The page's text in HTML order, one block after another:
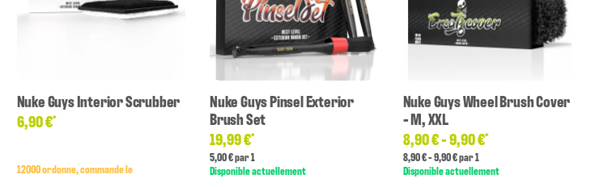
Nuke Guys Interior Scrubber
6,90 €*
12000 ordonne, commande le
Nuke Guys Pinsel Exterior
Brush Set
19,99 €*
5,00 € par 1
Disponible actuellement
Nuke Guys Wheel Brush Cover
- M, XXL
8,90 € -9,90 €*
8,90 € - 9,90 € par 1
Disponible actuellement